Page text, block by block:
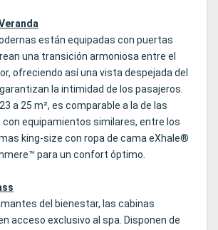
están equipadas con puertas
una transición armoniosa entre el
ofreciendo así una vista despejada del
la intimidad de los pasajeros.
a 25 m², es comparable a la de las
con equipamientos similares, entre los
king-size con ropa de cama eXhale®
para un confort óptimo.
del bienestar, las cabinas
acceso exclusivo al spa. Disponen de